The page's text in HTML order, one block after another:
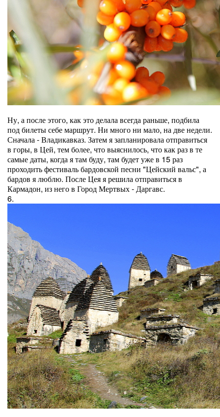
Ну, а после этого, как это делала всегда раньше, подбила
под билеты себе маршрут. Ни много ни мало, на две недели.
Сначала - Владикавказ. Затем я запланировала отправиться
в горы, в Цей, тем более, что выяснилось, что как раз в те
самые даты, когда я там буду, там будет уже в 15 раз
проходить фестиваль бардовской песни "Цейский вальс", а
бардов я люблю. После Цея я решила отправиться в
Кармадон, из него в Город Мертвых - Даргавс.
6.